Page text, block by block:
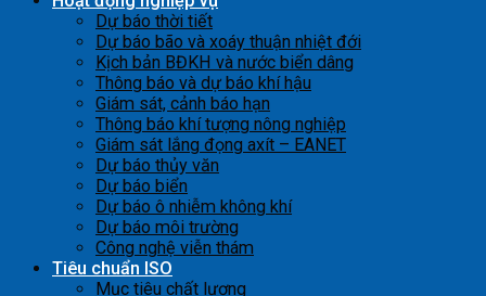
Dự báo thời tiết
Dự báo bão và xoáy thuận nhiệt đới
Kịch bản BĐKH và nước biển dâng
Thông báo và dự báo khí hậu
Giám sát, cảnh báo hạn
Thông báo khí tượng nông nghiệp
Giám sát lắng đọng axít – EANET
Dự báo thủy văn
Dự báo biển
Dự báo ô nhiễm không khí
Dự báo môi trường
Công nghệ viễn thám
Tiêu chuẩn ISO
Mục tiêu chất lượng